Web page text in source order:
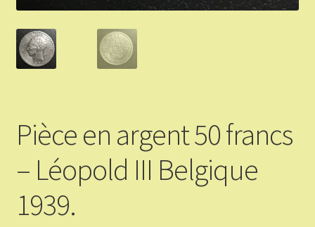
Articles Or et Argent
Conditions d’utilisation
Panier
Pièce en argent 50 francs
– Léopold III Belgique
1939.